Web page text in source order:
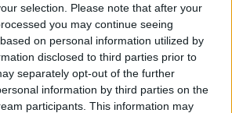
selection. Please note that after your
you may continue seeing
on personal information utilized by
disclosed to third parties prior to
separately opt-out of the further
information by third parties on the
participants. This information may
antiguas distribuidas en nuestro
libres de virus y están
descarga sin costo alguno.
de ti